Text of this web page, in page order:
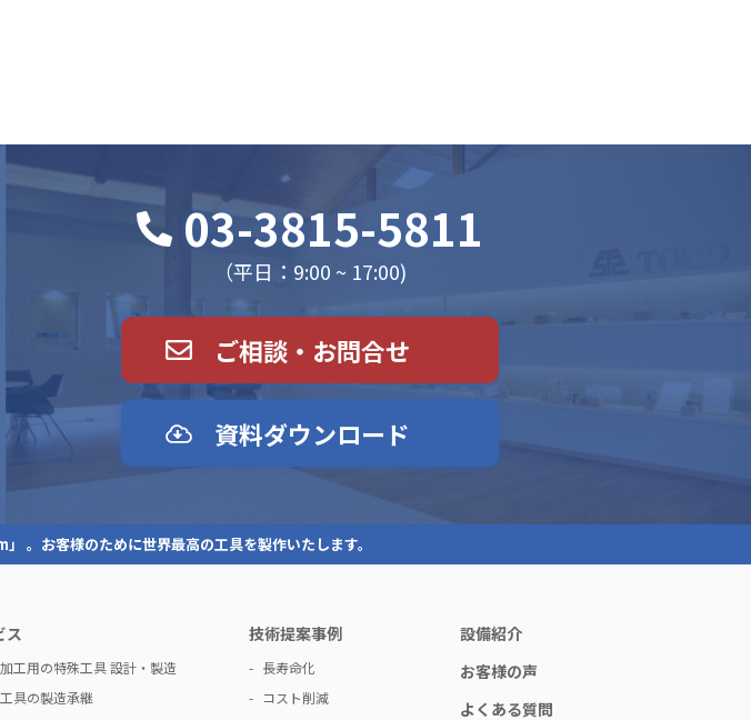
03-3815-5811
（平日：9:00 ~ 17:00)
ご相談・お問合せ
資料ダウンロード
。お客様のために世界最高の工具を製作いたします。
ス
工用の特殊工具 設計・製造
具の製造承継
技術提案事例
長寿命化
コスト削減
設備紹介
お客様の声
よくある質問